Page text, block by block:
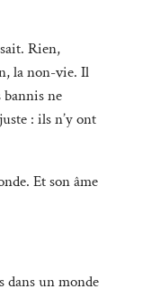
Rien,
la non-vie. Il
ne
: ils n’y ont
Et son âme
un monde